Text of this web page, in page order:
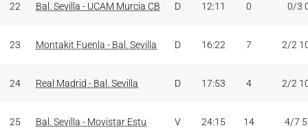
22 Bal. Sevilla - UCAM Murcia CB D 12:11 0 0/3
23 Montakit Fuenla - Bal. Sevilla D 16:22 7 2/2
24 Real Madrid - Bal. Sevilla D 17:53 4 2/2
25 Bal. Sevilla - Movistar Estu V 24:15 14 4/7